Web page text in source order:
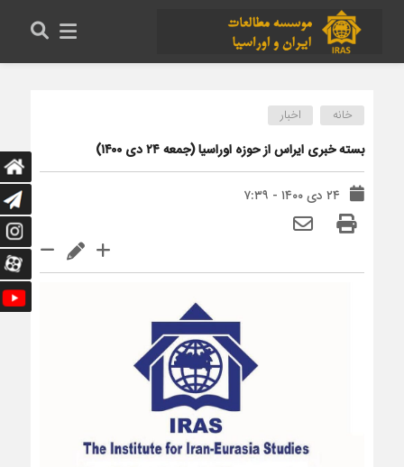
خانه اخبار
بسته خبری ایراس از حوزه اوراسیا (جمعه ۲۴ دی ۱۴۰۰)
۲۴ دی ۱۴۰۰ - ۷:۳۹